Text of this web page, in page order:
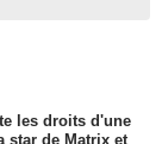
les droits d'une
star de Matrix et